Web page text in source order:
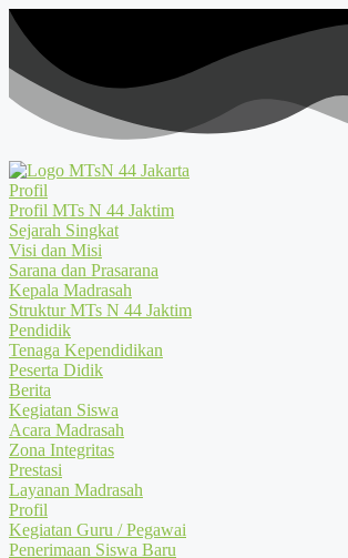
Profil
Profil MTs N 44 Jaktim
Sejarah Singkat
Visi dan Misi
Sarana dan Prasarana
Kepala Madrasah
Struktur MTs N 44 Jaktim
Pendidik
Tenaga Kependidikan
Peserta Didik
Berita
Kegiatan Siswa
Acara Madrasah
Zona Integritas
Prestasi
Layanan Madrasah
Profil
Kegiatan Guru / Pegawai
Penerimaan Siswa Baru